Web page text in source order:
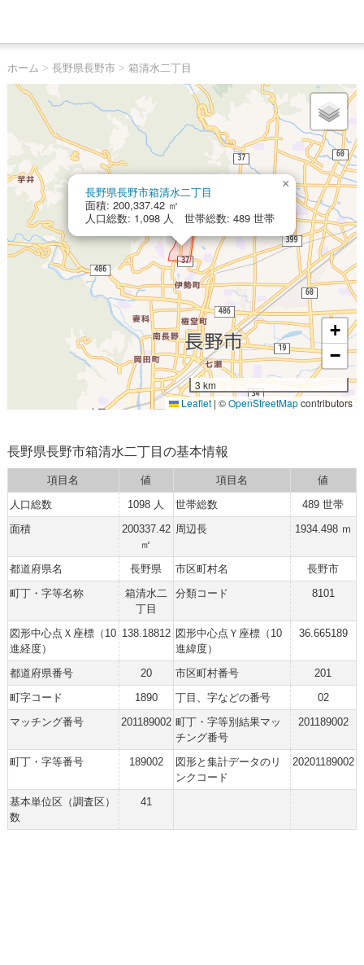
ホーム > 長野県長野市> 箱清水二丁目
長野県長野市箱清水二丁目
面積: 200,337.42 ㎡
人口総数: 1,098 人 世帯総数: 489 世帯
×
+
−
3 km
Leaflet | ©OpenStreetMapcontributors
長野県長野市箱清水二丁目の基本情報
項目名 値 項目名
値
人口総数
1098 人 世帯総数
489 世帯
面積
200337.42
㎡
周辺長 1934.498 ｍ
都道府県名 長野県 市区町村名
長野市
町丁・字等名称
箱清水二
丁目
分類コード 8101
図形中心点Ｘ座標（10
進経度）
138.18812 図形中心点Ｙ座標（10
進緯度）
36.665189
都道府県番号 20 市区町村番号
201
町字コード
1890 丁目、字などの番号
02
マッチング番号
201189002 町丁・字等別結果マッ
チング番号
201189002
町丁・字等番号 189002
図形と集計データのリ
ンクコード
20201189002
基本単位区（調査区）
数
41